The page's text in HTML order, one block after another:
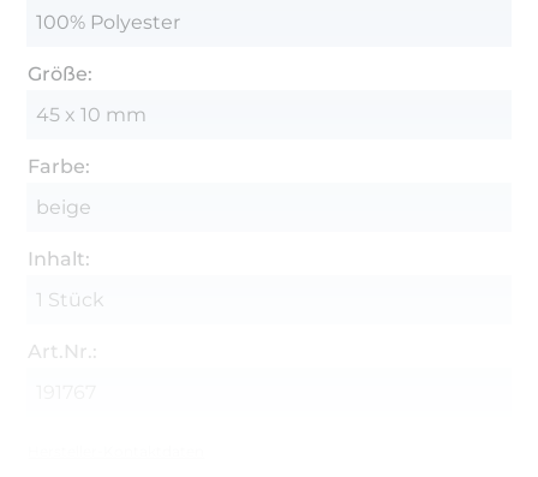
100% Polyester
Größe:
45 x 10 mm
Farbe:
beige
Inhalt:
1 Stück
Art.Nr.: